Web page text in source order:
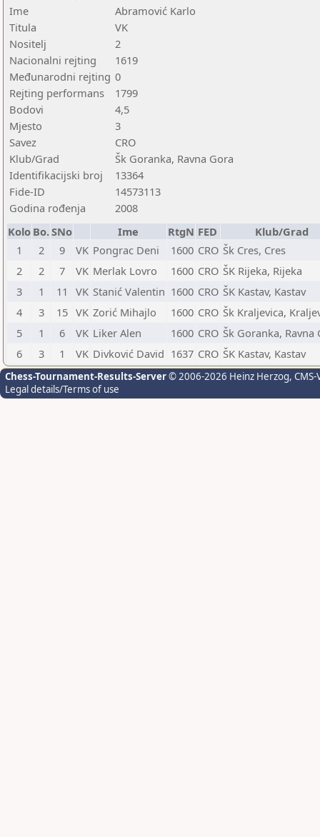
Ime
Abramović Karlo
Titula
VK
Nositelj
2
Nacionalni rejting
1619
Međunarodni rejting 0
Rejting performans
1799
Bodovi
4,5
Mjesto
3
Savez
CRO
Klub/Grad
Šk Goranka, Ravna Gora
Identifikacijski broj
13364
Fide-ID
14573113
Godina rođenja
2008
Kolo Bo.SNo Ime RtgN FED
Klub/Grad
1
2 9 VK Pongrac Deni 1600 CRO Šk Cres, Cres
2
2 7 VK Merlak Lovro 1600 CRO ŠK Rijeka, Rijeka
3
1 11 VK Stanić Valentin 1600 CRO ŠK Kastav, Kastav
4
3 15 VK Zorić Mihajlo 1600 CRO Šk Kraljevica,
5
1 6 VK Liker Alen 1600 CRO Šk Goranka, Ravna
6
3 1 VK Divković David 1637 CRO ŠK Kastav, Kastav
Chess-Tournament-Results-Server© 2006-2026 Heinz Herzog,
Legal details/Terms of use